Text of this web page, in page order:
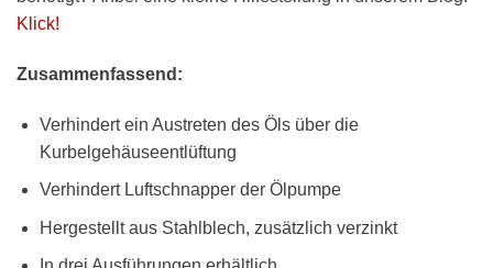
Klick!
Zusammenfassend:
Verhindert ein Austreten des Öls über die
Kurbelgehäuseentlüftung
Verhindert Luftschnapper der Ölpumpe
Hergestellt aus Stahlblech, zusätzlich verzinkt